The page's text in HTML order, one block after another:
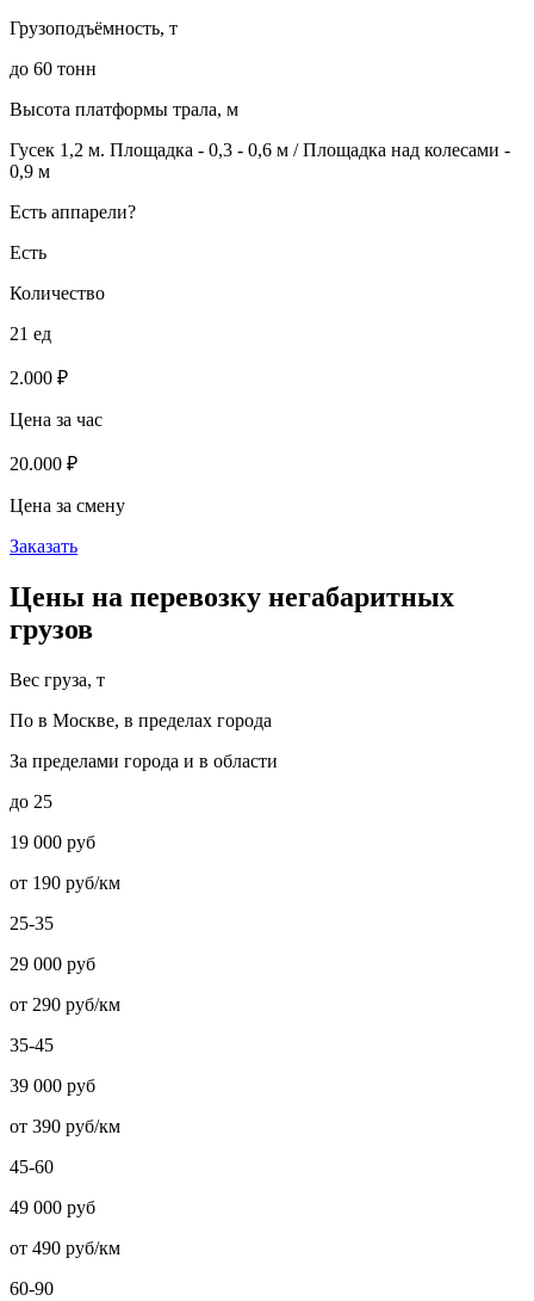
Грузоподъёмность, т
до 60 тонн
Высота платформы трала, м
Гусек 1,2 м. Площадка - 0,3 - 0,6 м / Площадка над колесами -
0,9 м
Есть аппарели?
Есть
Количество
21 ед
2.000 ₽
Цена за час
20.000 ₽
Цена за смену
Заказать
Цены на перевозку негабаритных
грузов
Вес груза, т
По в Москве, в пределах города
За пределами города и в области
до 25
19 000 руб
от 190 руб/км
25-35
29 000 руб
от 290 руб/км
35-45
39 000 руб
от 390 руб/км
45-60
49 000 руб
от 490 руб/км
60-90